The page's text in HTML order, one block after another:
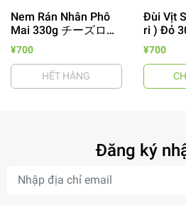
Nem Rán Nhân Phô
Mai 330g チーズロー
ル
¥700
HẾT HÀNG
Đùi Vịt
ri ) Đỏ
鴨レッ
¥700
Đăng ký